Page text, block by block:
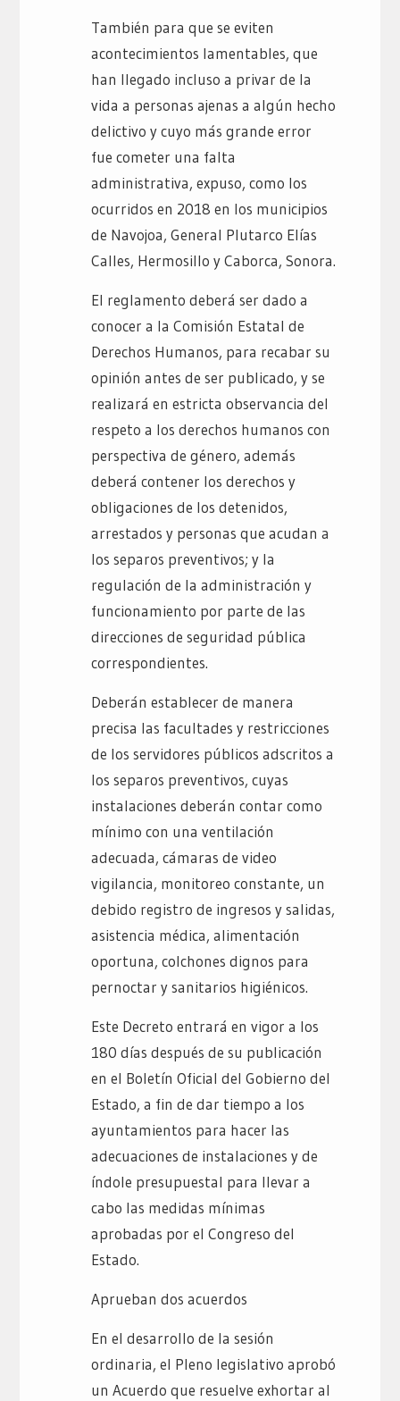
También para que se eviten
acontecimientos lamentables, que
han llegado incluso a privar de la
vida a personas ajenas a algún hecho
delictivo y cuyo más grande error
fue cometer una falta
administrativa, expuso, como los
ocurridos en 2018 en los municipios
de Navojoa, General Plutarco Elías
Calles, Hermosillo y Caborca, Sonora.
El reglamento deberá ser dado a
conocer a la Comisión Estatal de
Derechos Humanos, para recabar su
opinión antes de ser publicado, y se
realizará en estricta observancia del
respeto a los derechos humanos con
perspectiva de género, además
deberá contener los derechos y
obligaciones de los detenidos,
arrestados y personas que acudan a
los separos preventivos; y la
regulación de la administración y
funcionamiento por parte de las
direcciones de seguridad pública
correspondientes.
Deberán establecer de manera
precisa las facultades y restricciones
de los servidores públicos adscritos a
los separos preventivos, cuyas
instalaciones deberán contar como
mínimo con una ventilación
adecuada, cámaras de video
vigilancia, monitoreo constante, un
debido registro de ingresos y salidas,
asistencia médica, alimentación
oportuna, colchones dignos para
pernoctar y sanitarios higiénicos.
Este Decreto entrará en vigor a los
180 días después de su publicación
en el Boletín Oficial del Gobierno del
Estado, a fin de dar tiempo a los
ayuntamientos para hacer las
adecuaciones de instalaciones y de
índole presupuestal para llevar a
cabo las medidas mínimas
aprobadas por el Congreso del
Estado.
Aprueban dos acuerdos
En el desarrollo de la sesión
ordinaria, el Pleno legislativo aprobó
un Acuerdo que resuelve exhortar al